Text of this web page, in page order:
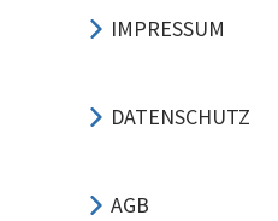
IMPRESSUM
DATENSCHUTZ
AGB